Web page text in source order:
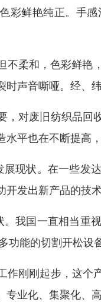
彩鲜艳纯正。手
不柔和，色彩鲜
声音嘶哑。经、
，对废旧纺织品
平也在不断提高
展现状。在一些
发出新产品的技
。我国一直相当
能的切割开松设
作刚刚起步，这
业化、集聚化、